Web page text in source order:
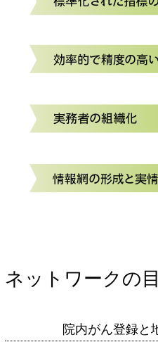
ネットワークの
院内がん登録と